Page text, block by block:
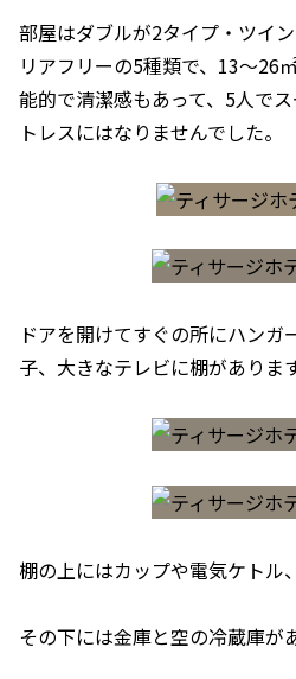
部屋はダブルが2タイプ・ツイ
リアフリーの5種類で、13～26
能的で清潔感もあって、5人で
トレスにはなりませんでした。
ドアを開けてすぐの所にハンガ
子、大きなテレビに棚があります
棚の上にはカップや電気ケトル
その下には金庫と空の冷蔵庫が